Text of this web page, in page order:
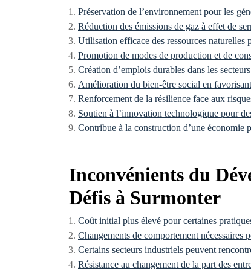
Préservation de l’environnement pour les
Réduction des émissions de gaz à effet de
Utilisation efficace des ressources naturelles
Promotion de modes de production et de
Création d’emplois durables dans les
Amélioration du bien-être social en
Renforcement de la résilience face aux
Soutien à l’innovation technologique pour
Contribue à la construction d’une économie
Inconvénients du
Défis à Surmonter
Coût initial plus élevé pour certaines
Changements de comportement
Certains secteurs industriels peuvent
Résistance au changement de la part des